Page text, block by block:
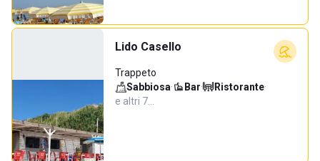
Lido Casello
Trappeto
Sabbiosa· Bar· Ristorante·
e altri 7…